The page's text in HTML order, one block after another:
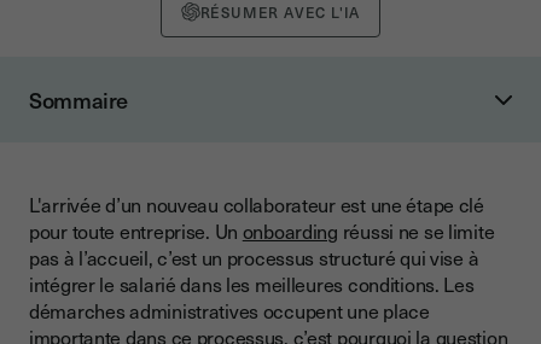
RÉSUMER AVEC L'IA
Sommaire
Les objectifs de l’onboarding RH
La signature électronique au service de l’onboarding RH
Les avantages de la signature électronique pour
l’onboarding RH
L'arrivée d’un nouveau collaborateur est une étape clé
pour toute entreprise. Un onboarding réussi ne se limite
pas à l’accueil, c’est un processus structuré qui vise à
intégrer le salarié dans les meilleures conditions. Les
démarches administratives occupent une place
importante dans ce processus, c’est pourquoi la question